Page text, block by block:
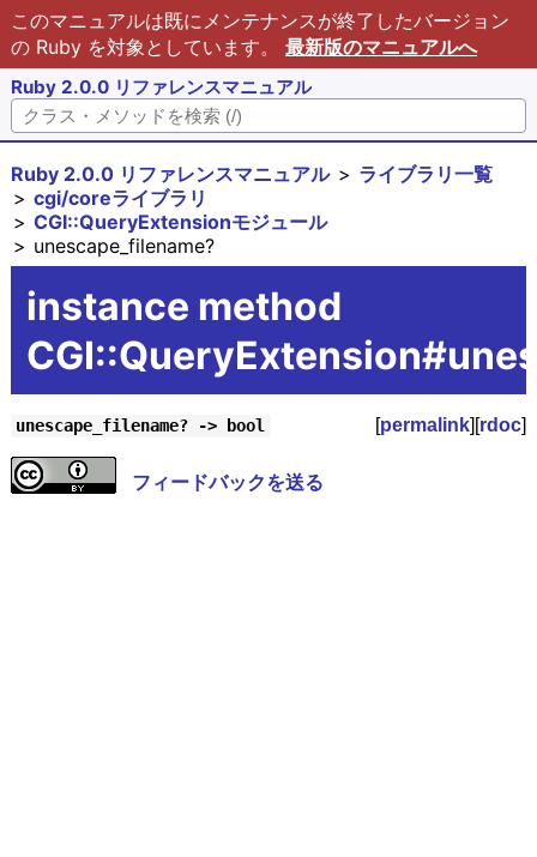
このマニュアルは既にメンテナンスが終了したバージョン
の Ruby を対象としています。 最新版のマニュアルへ
Ruby 2.0.0 リファレンスマニュアル
Ruby 2.0.0 リファレンスマニュアル
ライブラリ一覧
cgi/coreライブラリ
CGI::QueryExtensionモジュール
unescape_filename?
instance method
unescape_filename? -> bool [permalink][rdoc]
フィードバックを送る